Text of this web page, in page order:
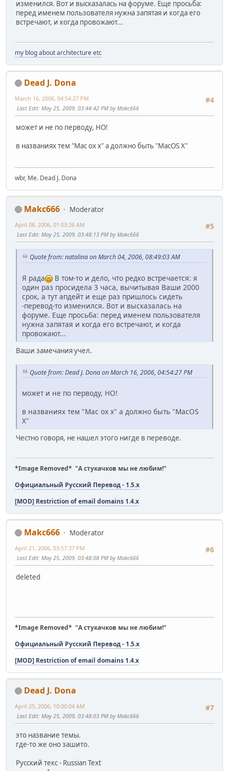
изменился. Вот и высказалась на форуме. Еще просьба:
перед именем пользователя нужна запятая и когда его
встречают, и когда провожают...
my blog about architecture etc
Dead J. Dona
#4
March 16, 2006, 04:54:27 PM
Last Edit: May 25, 2009, 03:44:42 PM by Makc666
может и не по перводу, НО!
в названиях тем "Mac ox x" а должно быть "MacOS X"
wbr, Me. Dead J. Dona
Makc666
Moderator
#5
April 08, 2006, 01:03:26 AM
Last Edit: May 25, 2009, 03:48:13 PM by Makc666
Quote from: natalina on March 04, 2006, 08:49:03 AM
Я рада
В том-то и дело, что редко встречается: я
один раз просидела 3 часа, вычитывая Ваши 2000
срок, а тут апдейт и еще раз пришлось сидеть
-перевод-то изменился. Вот и высказалась на
форуме. Еще просьба: перед именем пользователя
нужна запятая и когда его встречают, и когда
провожают...
Ваши замечания учел.
Quote from: Dead J. Dona on March 16, 2006, 04:54:27 PM
может и не по перводу, НО!
в названиях тем "Mac ox x" а должно быть "MacOS
X"
Честно говоря, не нашел этого нигде в переводе.
*Image Removed* "А стукачков мы не любим!"
Официальный Русский Перевод - 1.5.x
[MOD] Restriction of email domains 1.4.x
Makc666
Moderator
#6
April 21, 2006, 03:57:37 PM
Last Edit: May 25, 2009, 03:48:08 PM by Makc666
deleted
*Image Removed* "А стукачков мы не любим!"
Официальный Русский Перевод - 1.5.x
[MOD] Restriction of email domains 1.4.x
Dead J. Dona
#7
April 25, 2006, 10:00:04 AM
Last Edit: May 25, 2009, 03:48:03 PM by Makc666
это название темы.
где-то же оно зашито.
Русский текс - Russian Text